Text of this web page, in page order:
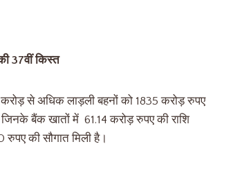
37वीं किस्त
से अधिक लाड़ली बहनों को 1835 करोड़ रुपए
बैंक खातों में 61.14 करोड़ रुपए की राशि
की सौगात मिली है।